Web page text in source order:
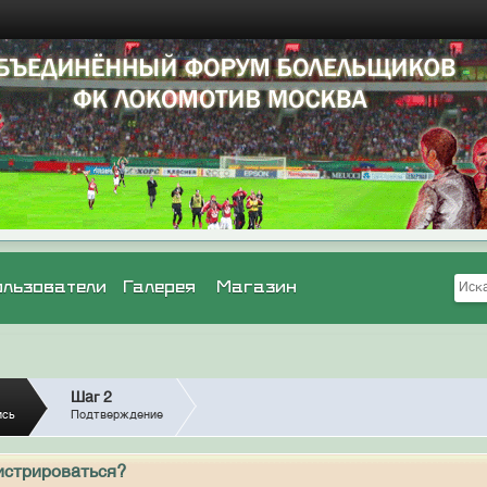
Галерея Магазин
Шаг 2
Подтверждение